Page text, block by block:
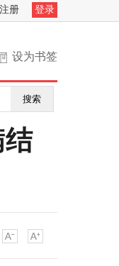
注册 登录
设为书签
搜索